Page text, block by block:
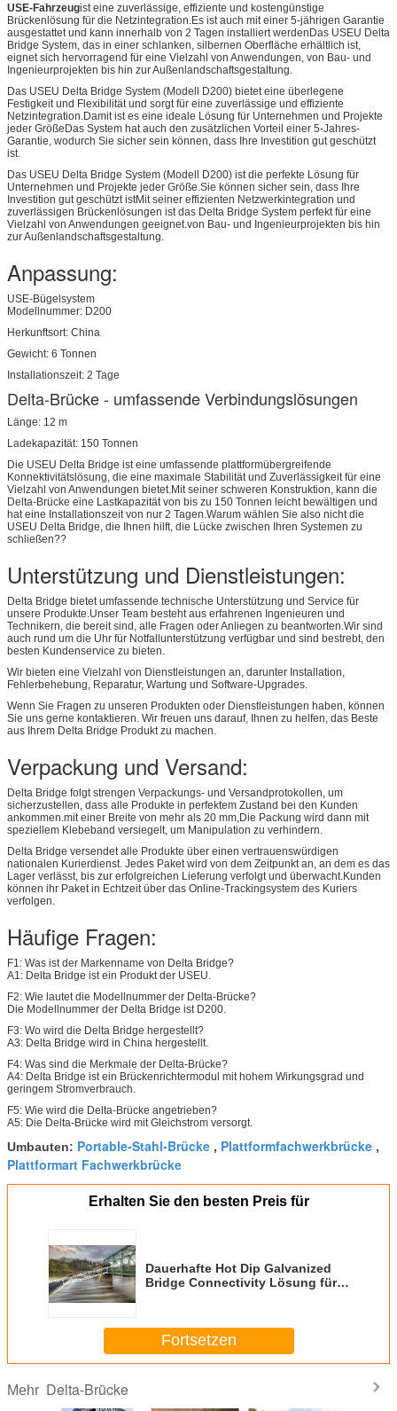
USE-Fahrzeugist eine zuverlässige, effiziente und kostengünstige
Brückenlösung für die Netzintegration.Es ist auch mit einer 5-jährigen Garantie
ausgestattet und kann innerhalb von 2 Tagen installiert werdenDas USEU Delta
Bridge System, das in einer schlanken, silbernen Oberfläche erhältlich ist,
eignet sich hervorragend für eine Vielzahl von Anwendungen, von Bau- und
Ingenieurprojekten bis hin zur Außenlandschaftsgestaltung.
Das USEU Delta Bridge System (Modell D200) bietet eine überlegene
Festigkeit und Flexibilität und sorgt für eine zuverlässige und effiziente
Netzintegration.Damit ist es eine ideale Lösung für Unternehmen und Projekte
jeder GrößeDas System hat auch den zusätzlichen Vorteil einer 5-Jahres-
Garantie, wodurch Sie sicher sein können, dass Ihre Investition gut geschützt
ist.
Das USEU Delta Bridge System (Modell D200) ist die perfekte Lösung für
Unternehmen und Projekte jeder Größe.Sie können sicher sein, dass Ihre
Investition gut geschützt istMit seiner effizienten Netzwerkintegration und
zuverlässigen Brückenlösungen ist das Delta Bridge System perfekt für eine
Vielzahl von Anwendungen geeignet.von Bau- und Ingenieurprojekten bis hin
zur Außenlandschaftsgestaltung.
Anpassung:
USE-Bügelsystem
Modellnummer: D200
Herkunftsort: China
Gewicht: 6 Tonnen
Installationszeit: 2 Tage
Delta-Brücke - umfassende Verbindungslösungen
Länge: 12 m
Ladekapazität: 150 Tonnen
Die USEU Delta Bridge ist eine umfassende plattformübergreifende
Konnektivitätslösung, die eine maximale Stabilität und Zuverlässigkeit für eine
Vielzahl von Anwendungen bietet.Mit seiner schweren Konstruktion, kann die
Delta-Brücke eine Lastkapazität von bis zu 150 Tonnen leicht bewältigen und
hat eine Installationszeit von nur 2 Tagen.Warum wählen Sie also nicht die
USEU Delta Bridge, die Ihnen hilft, die Lücke zwischen Ihren Systemen zu
schließen??
Unterstützung und Dienstleistungen:
Delta Bridge bietet umfassende technische Unterstützung und Service für
unsere Produkte.Unser Team besteht aus erfahrenen Ingenieuren und
Technikern, die bereit sind, alle Fragen oder Anliegen zu beantworten.Wir sind
auch rund um die Uhr für Notfallunterstützung verfügbar und sind bestrebt, den
besten Kundenservice zu bieten.
Wir bieten eine Vielzahl von Dienstleistungen an, darunter Installation,
Fehlerbehebung, Reparatur, Wartung und Software-Upgrades.
Wenn Sie Fragen zu unseren Produkten oder Dienstleistungen haben, können
Sie uns gerne kontaktieren. Wir freuen uns darauf, Ihnen zu helfen, das Beste
aus Ihrem Delta Bridge Produkt zu machen.
Verpackung und Versand:
Delta Bridge folgt strengen Verpackungs- und Versandprotokollen, um
sicherzustellen, dass alle Produkte in perfektem Zustand bei den Kunden
ankommen.mit einer Breite von mehr als 20 mm,Die Packung wird dann mit
speziellem Klebeband versiegelt, um Manipulation zu verhindern.
Delta Bridge versendet alle Produkte über einen vertrauenswürdigen
nationalen Kurierdienst. Jedes Paket wird von dem Zeitpunkt an, an dem es das
Lager verlässt, bis zur erfolgreichen Lieferung verfolgt und überwacht.Kunden
können ihr Paket in Echtzeit über das Online-Trackingsystem des Kuriers
verfolgen.
Häufige Fragen:
F1: Was ist der Markenname von Delta Bridge?
A1: Delta Bridge ist ein Produkt der USEU.
F2: Wie lautet die Modellnummer der Delta-Brücke?
Die Modellnummer der Delta Bridge ist D200.
F3: Wo wird die Delta Bridge hergestellt?
A3: Delta Bridge wird in China hergestellt.
F4: Was sind die Merkmale der Delta-Brücke?
A4: Delta Bridge ist ein Brückenrichtermodul mit hohem Wirkungsgrad und
geringem Stromverbrauch.
F5: Wie wird die Delta-Brücke angetrieben?
A5: Die Delta-Brücke wird mit Gleichstrom versorgt.
Umbauten: Portable-Stahl-Brücke , Plattformfachwerkbrücke ,
Plattformart Fachwerkbrücke
Erhalten Sie den besten Preis für
Dauerhafte Hot Dip Galvanized
Bridge Connectivity Lösung für
Fortsetzen
Mehr Delta-Brücke